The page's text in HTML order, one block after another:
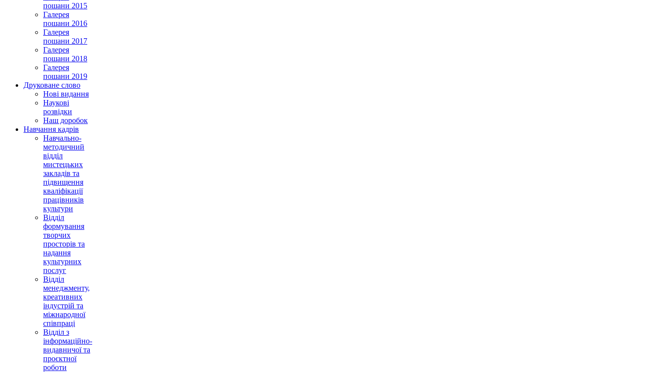
пошани 2015
Галерея
пошани 2016
Галерея
пошани 2017
Галерея
пошани 2018
Галерея
пошани 2019
Друковане слово
Нові видання
Наукові
розвідки
Наш доробок
Навчання кадрів
Навчально-
методичний
відділ
мистецьких
закладів та
підвищення
кваліфікації
працівників
культури
Відділ
формування
творчих
просторів та
надання
культурних
послуг
Відділ
менеджменту,
креативних
індустрій та
міжнародної
співпраці
Відділ з
інформаційно-
видавничої та
проєктної
роботи